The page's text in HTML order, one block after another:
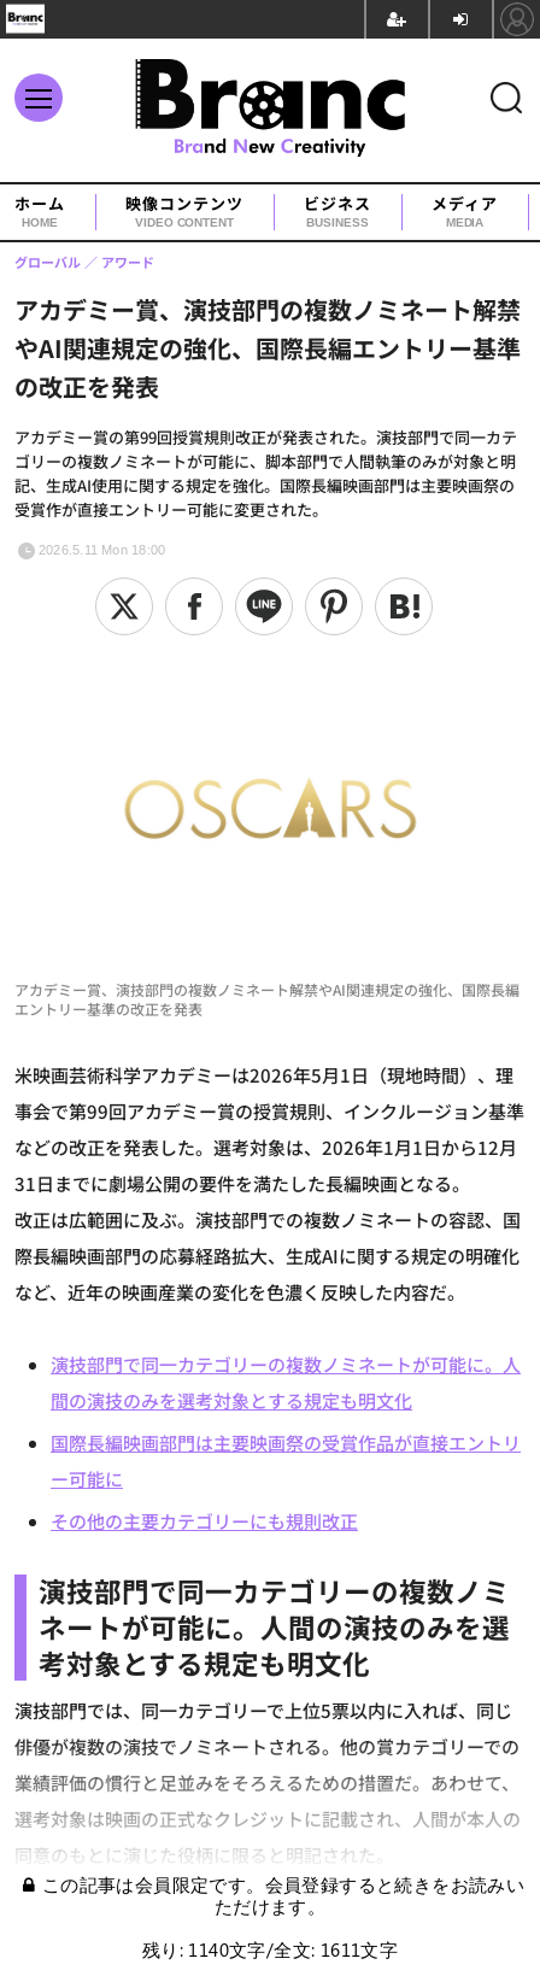
ホーム
HOME
映像コンテンツ
VIDEO CONTENT
ビジネス
BUSINESS
メディア
MEDIA
アカデミー賞、演技部門の複数ノミネート解禁
やAI関連規定の強化、国際長編エントリー基準
の改正を発表
アカデミー賞の第99回授賞規則改正が発表された。演技部門で同一カテ
ゴリーの複数ノミネートが可能に、脚本部門で人間執筆のみが対象と明
記、生成AI使用に関する規定を強化。国際長編映画部門は主要映画祭の
受賞作が直接エントリー可能に変更された。
グローバル アワード
2026.5.11 Mon 18:00
アカデミー賞、演技部門の複数ノミネート解禁やAI関連規定の強化、国際長編
エントリー基準の改正を発表
米映画芸術科学アカデミーは2026年5月1日（現地時間）、理
事会で第99回アカデミー賞の授賞規則、インクルージョン基準
などの改正を発表した。選考対象は、2026年1月1日から12月
31日までに劇場公開の要件を満たした長編映画となる。
改正は広範囲に及ぶ。演技部門での複数ノミネートの容認、国
際長編映画部門の応募経路拡大、生成AIに関する規定の明確化
など、近年の映画産業の変化を色濃く反映した内容だ。
演技部門で同一カテゴリーの複数ノミネートが可能に。人
間の演技のみを選考対象とする規定も明文化
国際長編映画部門は主要映画祭の受賞作品が直接エントリ
ー可能に
その他の主要カテゴリーにも規則改正
演技部門で同一カテゴリーの複数ノミ
ネートが可能に。人間の演技のみを選
考対象とする規定も明文化
演技部門では、同一カテゴリーで上位5票以内に入れば、同じ
俳優が複数の演技でノミネートされる。他の賞カテゴリーでの
業績評価の慣行と足並みをそろえるための措置だ。あわせて、
選考対象は映画の正式なクレジットに記載され、人間が本人の
同意のもとに演じた役柄に限ると明記された。
この記事は会員限定です。会員登録すると続きをお読みい
ただけます。
残り: 1140文字/全文: 1611文字